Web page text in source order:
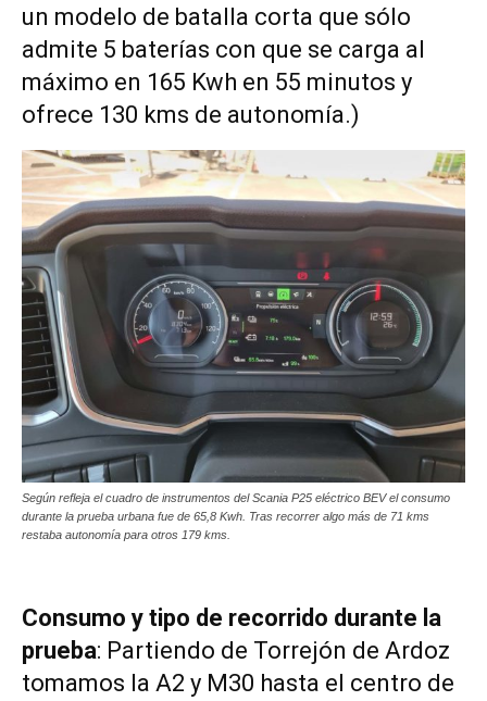
un modelo de batalla corta que sólo
admite 5 baterías con que se carga al
máximo en 165 Kwh en 55 minutos y
ofrece 130 kms de autonomía.)
Según refleja el cuadro de instrumentos del Scania P25 eléctrico BEV el consumo
durante la prueba urbana fue de 65,8 Kwh. Tras recorrer algo más de 71 kms
restaba autonomía para otros 179 kms.
Consumo y tipo de recorrido durante la
prueba: Partiendo de Torrejón de Ardoz
tomamos la A2 y M30 hasta el centro de